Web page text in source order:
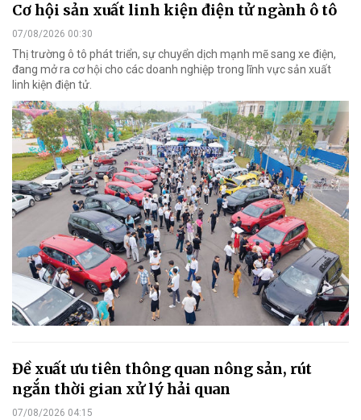
Cơ hội sản xuất linh kiện điện tử ngành ô tô
07/08/2026 00:30
Thị trường ô tô phát triển, sự chuyển dịch mạnh mẽ sang xe điện,
đang mở ra cơ hội cho các doanh nghiệp trong lĩnh vực sản xuất
linh kiện điện tử.
Đề xuất ưu tiên thông quan nông sản, rút
ngắn thời gian xử lý hải quan
07/08/2026 04:15